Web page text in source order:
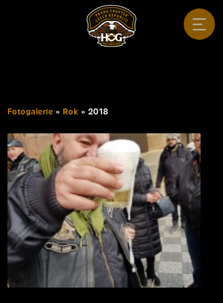
Fotogalerie » Rok » 2018